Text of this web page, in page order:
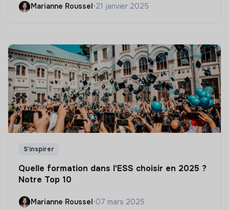
Marianne Roussel•21 janvier 2025
S'inspirer
Quelle formation dans l'ESS choisir en 2025 ?
Notre Top 10
Marianne Roussel•07 mars 2025